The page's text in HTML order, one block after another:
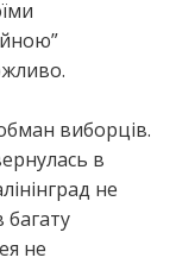
виборців.
в
не
багату
не